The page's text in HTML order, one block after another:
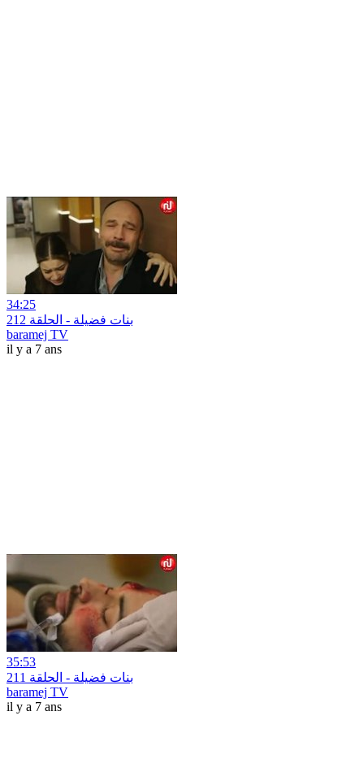
34:25
بنات فضيلة - الحلقة 212
baramej TV
il y a 7 ans
35:53
بنات فضيلة - الحلقة 211
baramej TV
il y a 7 ans